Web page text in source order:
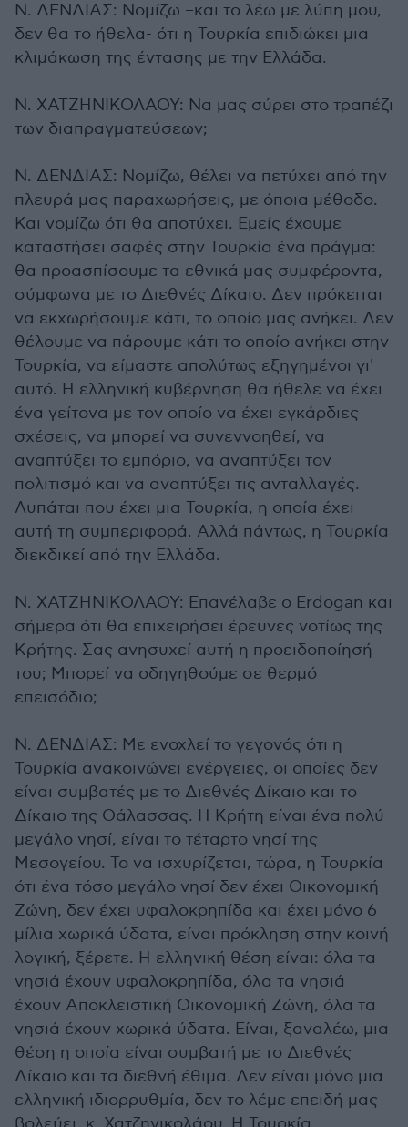
Ν. ΔΕΝΔΙΑΣ: Νομίζω –και το λέω με λύπη μου,
δεν θα το ήθελα- ότι η Τουρκία επιδιώκει μια
κλιμάκωση της έντασης με την Ελλάδα.
Ν. ΧΑΤΖΗΝΙΚΟΛΑΟΥ: Να μας σύρει στο τραπέζι
των διαπραγματεύσεων;
Ν. ΔΕΝΔΙΑΣ: Νομίζω, θέλει να πετύχει από την
πλευρά μας παραχωρήσεις, με όποια μέθοδο.
Και νομίζω ότι θα αποτύχει. Εμείς έχουμε
καταστήσει σαφές στην Τουρκία ένα πράγμα:
θα προασπίσουμε τα εθνικά μας συμφέροντα,
σύμφωνα με το Διεθνές Δίκαιο. Δεν πρόκειται
να εκχωρήσουμε κάτι, το οποίο μας ανήκει. Δεν
θέλουμε να πάρουμε κάτι το οποίο ανήκει στην
Τουρκία, να είμαστε απολύτως εξηγημένοι γι'
αυτό. Η ελληνική κυβέρνηση θα ήθελε να έχει
ένα γείτονα με τον οποίο να έχει εγκάρδιες
σχέσεις, να μπορεί να συνεννοηθεί, να
αναπτύξει το εμπόριο, να αναπτύξει τον
πολιτισμό και να αναπτύξει τις ανταλλαγές.
Λυπάται που έχει μια Τουρκία, η οποία έχει
αυτή τη συμπεριφορά. Αλλά πάντως, η Τουρκία
διεκδικεί από την Ελλάδα.
Ν. ΧΑΤΖΗΝΙΚΟΛΑΟΥ: Επανέλαβε ο Erdogan και
σήμερα ότι θα επιχειρήσει έρευνες νοτίως της
Κρήτης. Σας ανησυχεί αυτή η προειδοποίησή
του; Μπορεί να οδηγηθούμε σε θερμό
επεισόδιο;
Ν. ΔΕΝΔΙΑΣ: Με ενοχλεί το γεγονός ότι η
Τουρκία ανακοινώνει ενέργειες, οι οποίες δεν
είναι συμβατές με το Διεθνές Δίκαιο και το
Δίκαιο της Θάλασσας. Η Κρήτη είναι ένα πολύ
μεγάλο νησί, είναι το τέταρτο νησί της
Μεσογείου. Το να ισχυρίζεται, τώρα, η Τουρκία
ότι ένα τόσο μεγάλο νησί δεν έχει Οικονομική
Ζώνη, δεν έχει υφαλοκρηπίδα και έχει μόνο 6
μίλια χωρικά ύδατα, είναι πρόκληση στην κοινή
λογική, ξέρετε. Η ελληνική θέση είναι: όλα τα
νησιά έχουν υφαλοκρηπίδα, όλα τα νησιά
έχουν Αποκλειστική Οικονομική Ζώνη, όλα τα
νησιά έχουν χωρικά ύδατα. Είναι, ξαναλέω, μια
θέση η οποία είναι συμβατή με το Διεθνές
Δίκαιο και τα διεθνή έθιμα. Δεν είναι μόνο μια
ελληνική ιδιορρυθμία, δεν το λέμε επειδή μας